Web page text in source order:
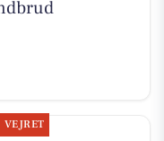
VEJRET